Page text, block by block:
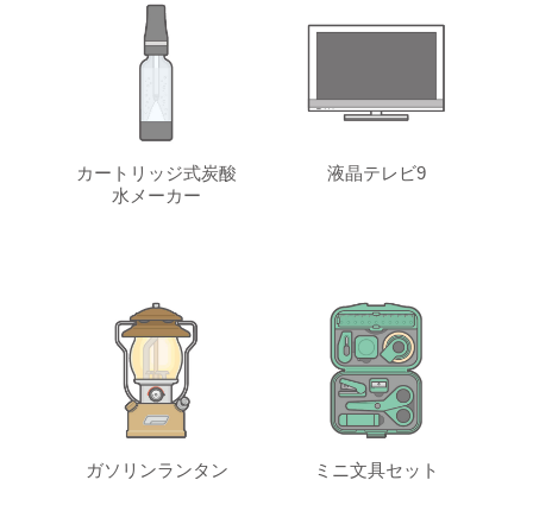
カートリッジ式炭酸
水メーカー
液晶テレビ9
ガソリンランタン ミニ文具セット